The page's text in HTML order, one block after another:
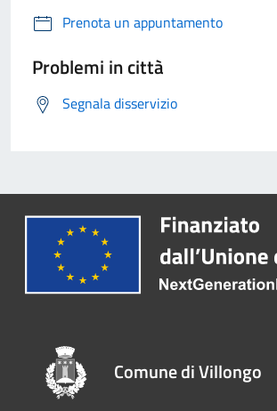
Prenota un appuntamento
Problemi in città
Segnala disservizio
Comune di Villongo